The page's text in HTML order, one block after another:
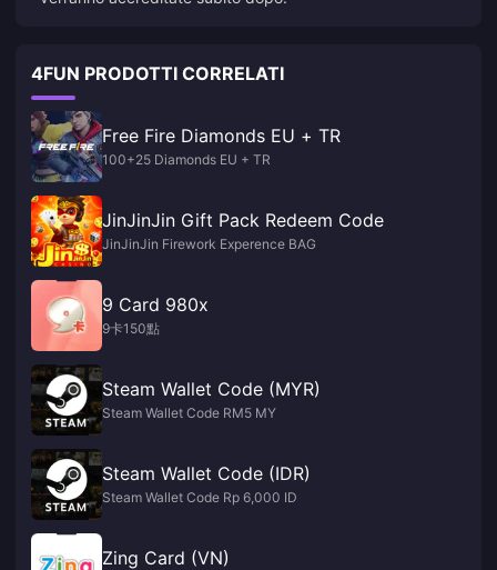
4FUN PRODOTTI CORRELATI
Free Fire Diamonds EU + TR
100+25 Diamonds EU + TR
JinJinJin Gift Pack Redeem Code
JinJinJin Firework Experence BAG
9 Card 980x
9卡150點
Steam Wallet Code (MYR)
Steam Wallet Code RM5 MY
Steam Wallet Code (IDR)
Steam Wallet Code Rp 6,000 ID
Zing Card (VN)